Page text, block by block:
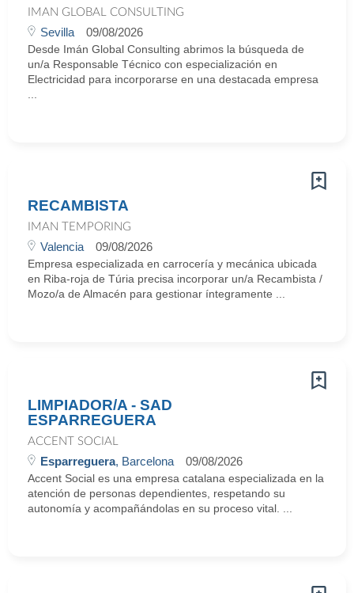
IMAN GLOBAL CONSULTING
Sevilla 09/08/2026
Desde Imán Global Consulting abrimos la búsqueda de
un/a Responsable Técnico con especialización en
Electricidad para incorporarse en una destacada empresa
RECAMBISTA
IMAN TEMPORING
Valencia 09/08/2026
Empresa especializada en carrocería y mecánica ubicada
en Riba-roja de Túria precisa incorporar un/a Recambista /
Mozo/a de Almacén para gestionar íntegramente ...
LIMPIADOR/A - SAD
ESPARREGUERA
ACCENT SOCIAL
Esparreguera, Barcelona 09/08/2026
Accent Social es una empresa catalana especializada en la
atención de personas dependientes, respetando su
autonomía y acompañándolas en su proceso vital. ...